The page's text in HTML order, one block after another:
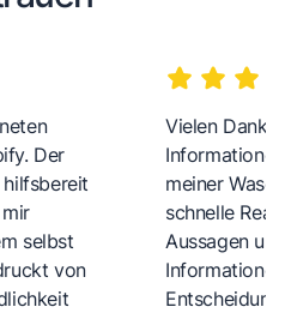
Der
selbst
von
Vielen Dank
meiner
schnelle
Aussagen